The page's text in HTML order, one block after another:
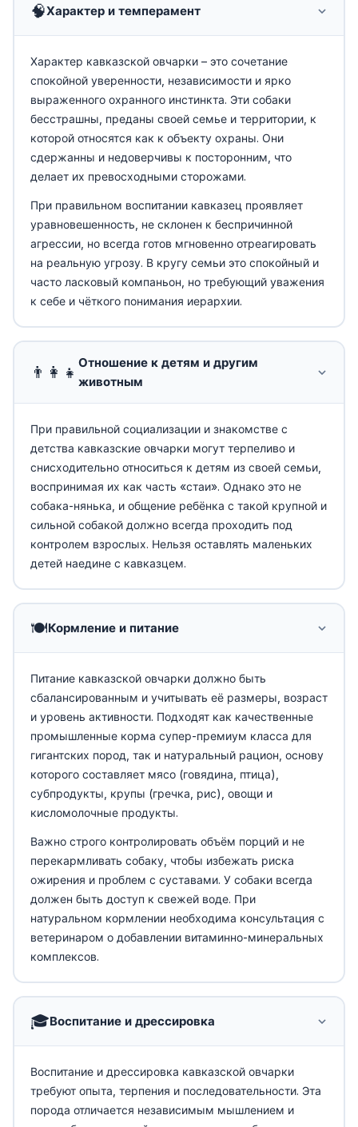
🧠Характер и темперамент
Характер кавказской овчарки – это сочетание
спокойной уверенности, независимости и ярко
выраженного охранного инстинкта. Эти собаки
бесстрашны, преданы своей семье и территории, к
которой относятся как к объекту охраны. Они
сдержанны и недоверчивы к посторонним, что
делает их превосходными сторожами.
При правильном воспитании кавказец проявляет
уравновешенность, не склонен к беспричинной
агрессии, но всегда готов мгновенно отреагировать
на реальную угрозу. В кругу семьи это спокойный и
часто ласковый компаньон, но требующий уважения
к себе и чёткого понимания иерархии.
👨‍👩‍👧
Отношение к детям и другим
животным
При правильной социализации и знакомстве с
детства кавказские овчарки могут терпеливо и
снисходительно относиться к детям из своей семьи,
воспринимая их как часть «стаи». Однако это не
собака-нянька, и общение ребёнка с такой крупной и
сильной собакой должно всегда проходить под
контролем взрослых. Нельзя оставлять маленьких
детей наедине с кавказцем.
🍽️Кормление и питание
Питание кавказской овчарки должно быть
сбалансированным и учитывать её размеры, возраст
и уровень активности. Подходят как качественные
промышленные корма супер-премиум класса для
гигантских пород, так и натуральный рацион, основу
которого составляет мясо (говядина, птица),
субпродукты, крупы (гречка, рис), овощи и
кисломолочные продукты.
Важно строго контролировать объём порций и не
перекармливать собаку, чтобы избежать риска
ожирения и проблем с суставами. У собаки всегда
должен быть доступ к свежей воде. При
натуральном кормлении необходима консультация с
ветеринаром о добавлении витаминно-минеральных
комплексов.
🎓Воспитание и дрессировка
Воспитание и дрессировка кавказской овчарки
требуют опыта, терпения и последовательности. Эта
порода отличается независимым мышлением и